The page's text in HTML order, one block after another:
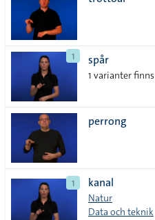
1 spår
1 varianter finns
perrong
1 kanal
Natur
Data och teknik